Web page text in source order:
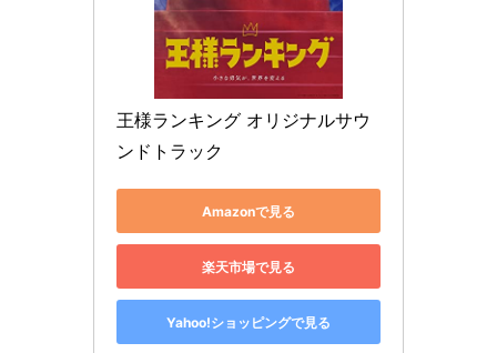
王様ランキング オリジナルサウ
ンドトラック
Amazonで見る
楽天市場で見る
Yahoo!ショッピングで見る